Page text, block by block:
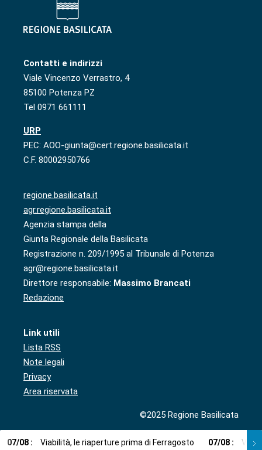
Contatti e indirizzi
Viale Vincenzo Verrastro, 4
85100 Potenza PZ
Tel 0971 661111
URP
PEC: AOO-giunta@cert.regione.basilicata.it
C.F. 80002950766
regione.basilicata.it
agr.regione.basilicata.it
Agenzia stampa della
Giunta Regionale della Basilicata
Registrazione n. 209/1995 al Tribunale di Potenza
agr@regione.basilicata.it
Direttore responsabile: Massimo Brancati
Redazione
Link utili
Lista RSS
Note legali
Privacy
Area riservata
©2025 Regione Basilicata
07/08 : Viabilità, le riaperture prima di Ferragosto 07/08 : Via